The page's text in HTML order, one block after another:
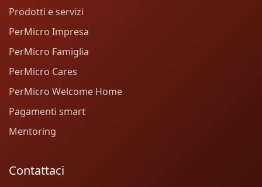
Prodotti e servizi
PerMicro Impresa
PerMicro Famiglia
PerMicro Cares
PerMicro Welcome Home
Pagamenti smart
Mentoring
Contattaci